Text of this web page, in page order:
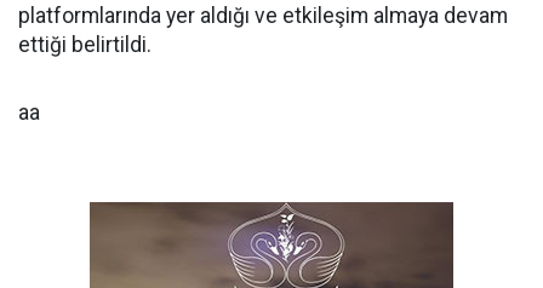
platformlarında yer aldığı ve etkileşim almaya devam
ettiği belirtildi.
aa